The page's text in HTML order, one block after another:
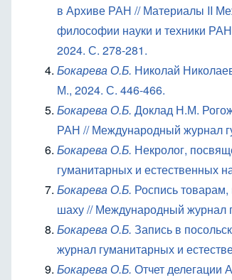
в Архиве РАН // Материалы II
философии науки и техники
2024. С. 278-281.
Бокарева О.Б. Николай
М., 2024. С. 446-466.
Бокарева О.Б. Доклад Н.М.
РАН // Международный журнал
Бокарева О.Б. Некролог,
гуманитарных и естественных
Бокарева О.Б. Роспись
шаху // Международный журнал
Бокарева О.Б. Запись в
журнал гуманитарных и
Бокарева О.Б. Отчет